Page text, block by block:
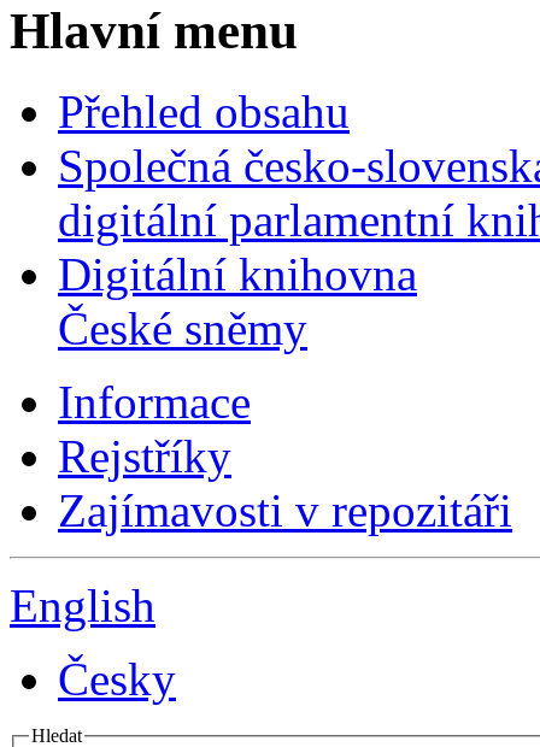
Hlavní menu
Přehled obsahu
Společná česko-
digitální parlamentní
Digitální knihovna
České sněmy
Informace
Rejstříky
Zajímavosti v repozitáři
English
Česky
Hledat